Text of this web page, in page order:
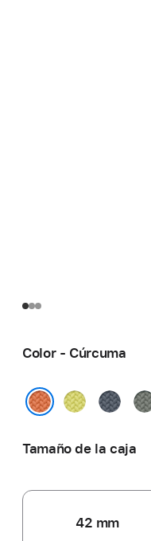
Color - Cúrcuma
AmarilloAzul
Tamaño de la caja
42 mm